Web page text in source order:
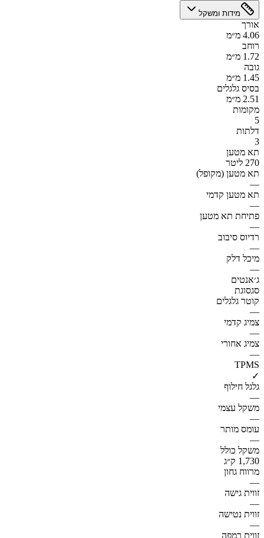
מידות ומשקל
אורך
4.06 מ״מ
רוחב
1.72 מ״מ
גובה
1.45 מ״מ
בסיס גלגלים
2.51 מ״מ
מקומות
5
דלתות
3
תא מטען
270 ליטר
תא מטען (מקופל)
—
תא מטען קדמי
—
פתיחת תא מטען
—
רדיוס סיבוב
—
מיכל דלק
—
ג׳אנטים
סגסוגת
קוטר גלגלים
—
צמיג קדמי
—
צמיג אחורי
—
TPMS
✓
גלגל חילוף
—
משקל עצמי
—
עומס מותר
—
משקל כולל
1,730 ק״ג
מרווח גחון
—
זווית גישה
—
זווית נטישה
—
זווית רמפה